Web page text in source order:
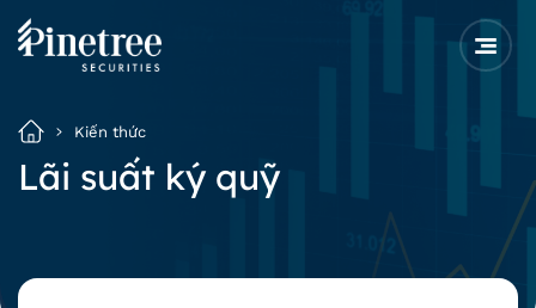
Kiến thức
Lãi suất ký quỹ